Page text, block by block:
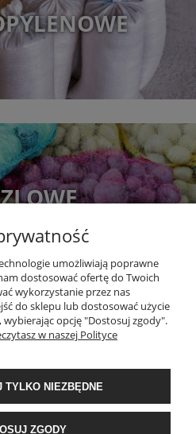
KONTO
umożliwiają poprawne
dostosować ofertę do Twoich
wykorzystanie przez nas
do sklepu lub dostosować użycie
opcję "Dostosuj zgody".
w naszej Polityce
TYLKO NIEZBĘDNE
ZGODY